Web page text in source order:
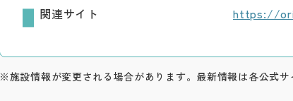
関連サイト https://
※施設情報が変更される場合があります。最新情報は各公式サ